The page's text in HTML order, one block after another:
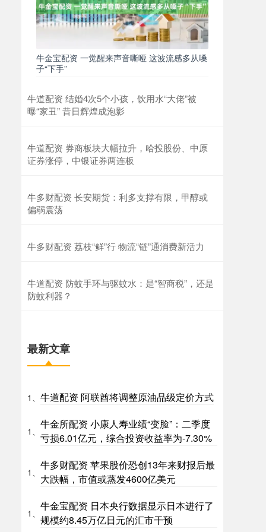
牛金宝配资 一觉醒来声音嘶哑 这波流感多从嗓
子“下手”
牛道配资 结婚4次5个小孩，饮用水“大佬”被
曝“家丑” 昔日辉煌成泡影
牛道配资 券商板块大幅拉升，哈投股份、中原
证券涨停，中银证券两连板
牛多财配资 长安期货：利多支撑有限，甲醇或
偏弱震荡
牛多财配资 荔枝“鲜”行 物流“链”通消费新活力
牛道配资 防蚊手环与驱蚊水：是“智商税”，还是
防蚊利器？
最新文章
1、 牛道配资 阿联酋将调整原油品级定价方式
1、
牛金所配资 小康人寿业绩“变脸”：二季度
亏损6.01亿元，综合投资收益率为-7.30%
1、
牛多财配资 苹果股价恐创13年来财报后最
大跌幅，市值或蒸发4600亿美元
1、
牛金宝配资 日本央行数据显示日本进行了
规模约8.45万亿日元的汇市干预